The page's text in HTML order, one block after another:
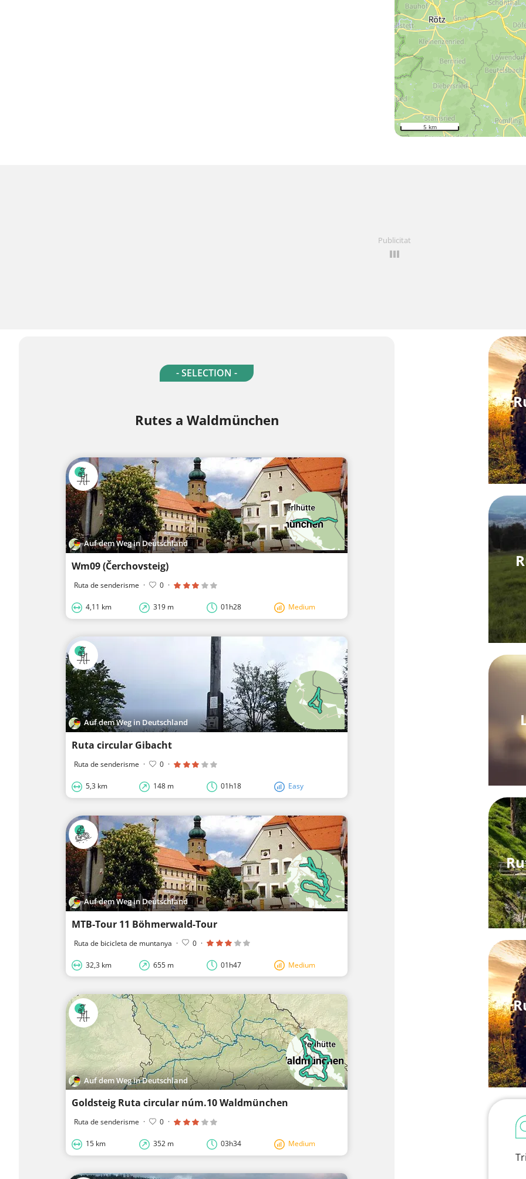
5 km
Publicitat
- SELECTION -
Rutes a Waldmünchen
Auf dem Weg in Deutschland
Wm09 (Čerchovsteig)
Ruta de senderisme · 0 ·
4,11 km 319 m 01h28 Medium
Auf dem Weg in Deutschland
Ruta circular Gibacht
Ruta de senderisme · 0 ·
5,3 km 148 m 01h18 Easy
Auf dem Weg in Deutschland
MTB-Tour 11 Böhmerwald-Tour
Ruta de bicicleta de muntanya · 0 ·
32,3 km 655 m 01h47 Medium
Auf dem Weg in Deutschland
Goldsteig Ruta circular núm.10 Waldmünchen
Ruta de senderisme · 0 ·
15 km 352 m 03h34 Medium